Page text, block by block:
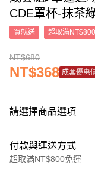
CDE罩杯-抹茶
買就送 超取滿
NT$680
NT$368 成套優惠
請選擇商品選項
付款與運送方式
超取滿NT$800免運